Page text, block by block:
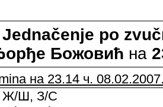
Jednačenje po
Божовић на
на 23.14 ч.
Ж/Ш, З/С